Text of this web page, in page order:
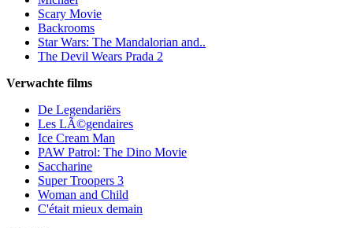
Scary Movie
Backrooms
Star Wars: The Mandalorian and..
The Devil Wears Prada 2
Verwachte films
De Legendariërs
Les LÃ©gendaires
Ice Cream Man
PAW Patrol: The Dino Movie
Saccharine
Super Troopers 3
Woman and Child
C'était mieux demain